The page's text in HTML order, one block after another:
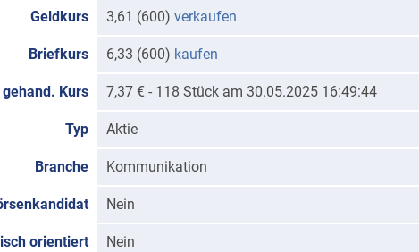
Geldkurs 3,61 (600) verkaufen
Briefkurs 6,33 (600) kaufen
Kurs 7,37 € - 118 Stück am 30.05.2025 16:49:44
Typ Aktie
Branche Kommunikation
Nein
orientiert Nein